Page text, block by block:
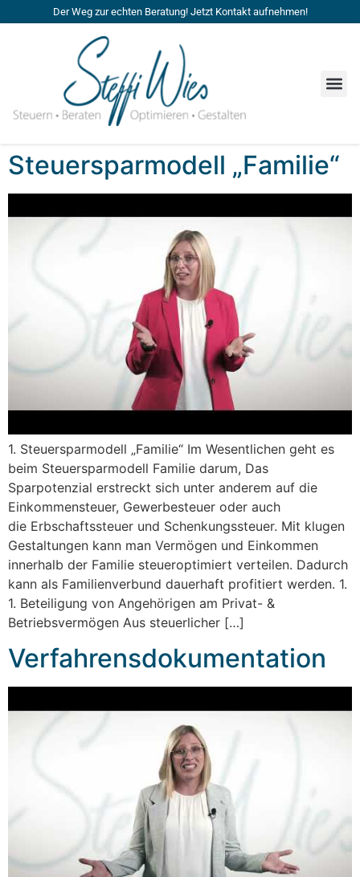
Der Weg zur echten Beratung! Jetzt Kontakt aufnehmen!
Steuersparmodell „Familie“
1. Steuersparmodell „Familie“ Im Wesentlichen geht es
beim Steuersparmodell Familie darum, Das
Sparpotenzial erstreckt sich unter anderem auf die
Einkommensteuer, Gewerbesteuer oder auch
die Erbschaftssteuer und Schenkungssteuer. Mit klugen
Gestaltungen kann man Vermögen und Einkommen
innerhalb der Familie steueroptimiert verteilen. Dadurch
kann als Familienverbund dauerhaft profitiert werden. 1.
1. Beteiligung von Angehörigen am Privat- &
Betriebsvermögen Aus steuerlicher […]
Verfahrensdokumentation